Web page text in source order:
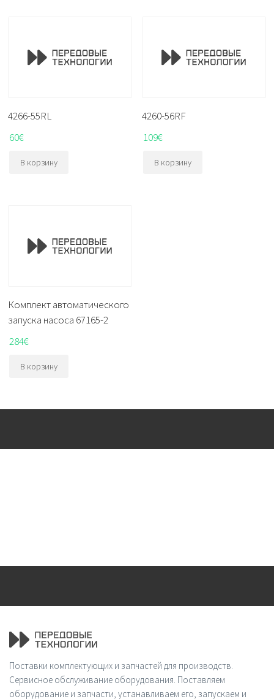
4266-55RL
60€
В корзину
4260-56RF
109€
В корзину
Комплект автоматического
запуска насоса 67165-2
284€
В корзину
Поставки комплектующих и запчастей для производств.
Сервисное обслуживание оборудования. Поставляем
оборудование и запчасти, устанавливаем его, запускаем и